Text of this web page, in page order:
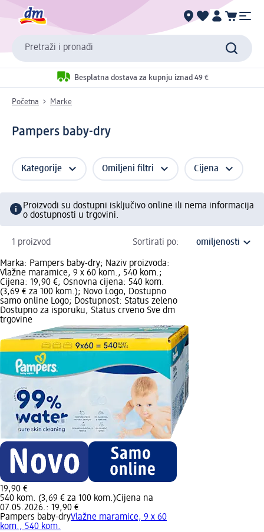
Pretraži i pronađi
Besplatna dostava za kupnju iznad 49 €
Početna Marke
Pampers baby-dry
Kategorije Omiljeni filtri Cijena
Proizvodi su dostupni isključivo online ili nema informacija
o dostupnosti u trgovini.
1 proizvod Sortirati po:
Marka: Pampers baby-dry; Naziv proizvoda:
Vlažne maramice, 9 x 60 kom., 540 kom.;
Cijena: 19,90 €; Osnovna cijena: 540 kom.
(3,69 € za 100 kom.); Novo Logo, Dostupno
samo online Logo; Dostupnost: Status zeleno
Dostupno za isporuku, Status crveno Sve dm
trgovine
19,90 €
540 kom. (3,69 € za 100 kom.)Cijena na
07.05.2026.: 19,90 €
Pampers baby-dryVlažne maramice, 9 x 60
kom., 540 kom.